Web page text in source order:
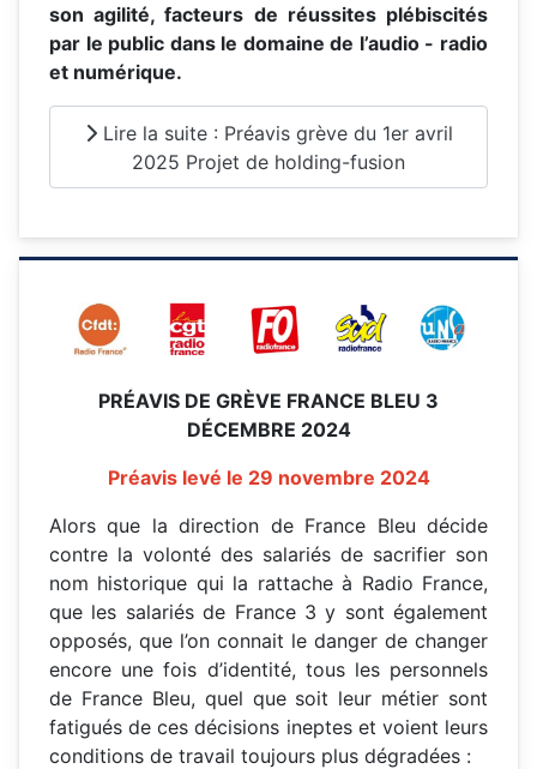
son agilité, facteurs de réussites plébiscités
par le public dans le domaine de l’audio - radio
et numérique.
Lire la suite : Préavis grève du 1er avril
2025 Projet de holding-fusion
PRÉAVIS DE GRÈVE FRANCE BLEU 3
DÉCEMBRE 2024
Préavis levé le 29 novembre 2024
Alors que la direction de France Bleu décide
contre la volonté des salariés de sacrifier son
nom historique qui la rattache à Radio France,
que les salariés de France 3 y sont également
opposés, que l’on connait le danger de changer
encore une fois d’identité, tous les personnels
de France Bleu, quel que soit leur métier sont
fatigués de ces décisions ineptes et voient leurs
conditions de travail toujours plus dégradées :